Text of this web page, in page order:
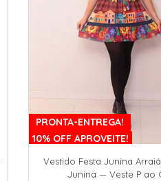
PRONTA-ENTREGA!
10% OFF APROVEITE!
Vestido Festa Junina
Junina — Veste P ao